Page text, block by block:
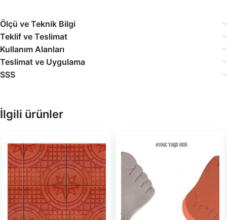
Ölçü ve Teknik Bilgi
Teklif ve Teslimat
Kullanım Alanları
Teslimat ve Uygulama
SSS
İlgili ürünler